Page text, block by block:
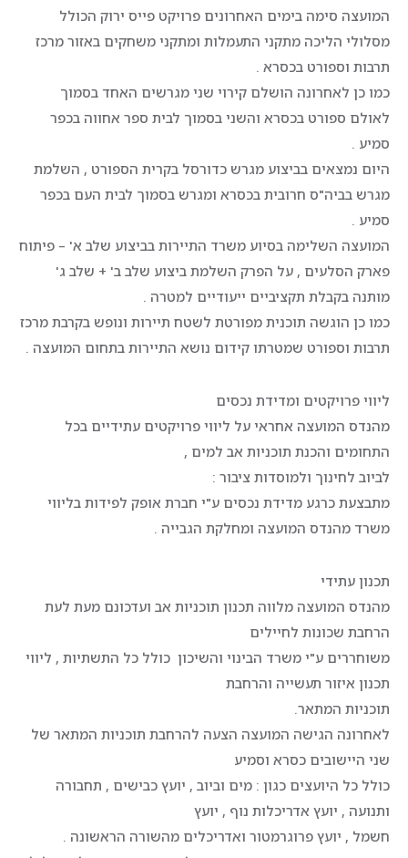
המועצה סימה בימים האחרונים פרויקט פייס ירוק הכולל
מסלולי הליכה מתקני התעמלות ומתקני משחקים באזור מרכז
תרבות וספורט בכסרא .
כמו כן לאחרונה הושלם קירוי שני מגרשים האחד בסמוך
לאולם ספורט בכסרא והשני בסמוך לבית ספר אחווה בכפר
סמיע .
היום נמצאים בביצוע מגרש כדורסל בקרית הספורט , השלמת
מגרש בביה"ס חרובית בכסרא ומגרש בסמוך לבית העם בכפר
סמיע .
המועצה השלימה בסיוע משרד התיירות בביצוע שלב א' – פיתוח
פארק הסלעים , על הפרק השלמת ביצוע שלב ב' + שלב ג'
מותנה בקבלת תקציביים ייעודיים למטרה .
כמו כן הוגשה תוכנית מפורטת לשטח תיירות ונופש בקרבת מרכז
תרבות וספורט שמטרתו קידום נושא התיירות בתחום המועצה .
ליווי פרויקטים ומדידת נכסים
מהנדס המועצה אחראי על ליווי פרויקטים עתידיים בכל
התחומים והכנת תוכניות אב למים ,
לביוב לחינוך ולמוסדות ציבור :
מתבצעת כרגע מדידת נכסים ע"י חברת אופק לפידות בליווי
משרד מהנדס המועצה ומחלקת הגבייה .
תכנון עתידי
מהנדס המועצה מלווה תכנון תוכניות אב ועדכונם מעת לעת
הרחבת שכונות לחיילים
משוחררים ע"י משרד הבינוי והשיכון כולל כל התשתיות , ליווי
תכנון איזור תעשייה והרחבת
תוכניות המתאר.
לאחרונה הגישה המועצה הצעה להרחבת תוכניות המתאר של
שני היישובים כסרא וסמיע
כולל כל היועצים כגון : מים וביוב , יועץ כבישים , תחבורה
ותנועה , יועץ אדריכלות נוף , יועץ
חשמל , יועץ פרוגרמטור ואדריכלים מהשורה הראשונה .